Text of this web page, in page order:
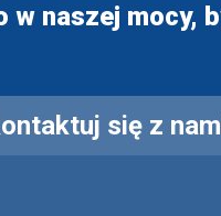
naszej mocy,
się z